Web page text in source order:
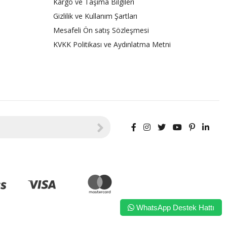
Gizlilik ve Kullanım Şartları
Mesafeli Ön satış Sözleşmesi
KVKK Politikası ve Aydınlatma Metni
WhatsApp Destek Hattı